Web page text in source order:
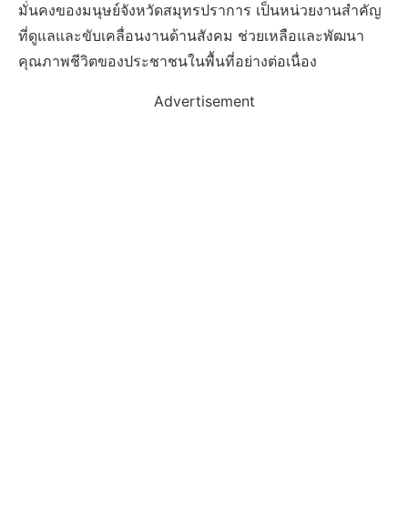
มั่นคงของมนุษย์จังหวัดสมุทรปราการ เป็นหน่วยงานสำคัญ
ที่ดูแลและขับเคลื่อนงานด้านสังคม ช่วยเหลือและพัฒนา
คุณภาพชีวิตของประชาชนในพื้นที่อย่างต่อเนื่อง
Advertisement